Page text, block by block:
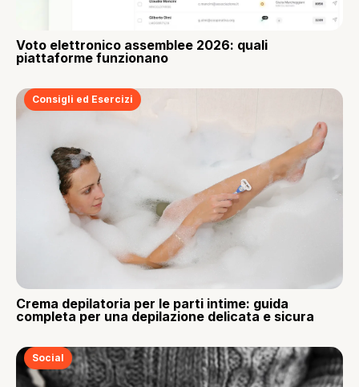
Voto elettronico assemblee 2026: quali
piattaforme funzionano
Consigli ed Esercizi
Crema depilatoria per le parti intime: guida
completa per una depilazione delicata e sicura
Social